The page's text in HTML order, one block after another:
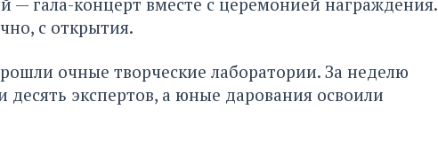
с открытия.
очные творческие лаборатории. За неделю
экспертов, а юные дарования освоили